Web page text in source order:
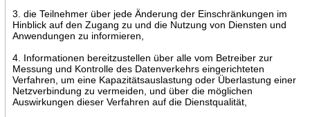
3. die Teilnehmer über jede Änderung der Einschränkungen im
Hinblick auf den Zugang zu und die Nutzung von Diensten und
Anwendungen zu informieren,
4. Informationen bereitzustellen über alle vom Betreiber zur
Messung und Kontrolle des Datenverkehrs eingerichteten
Verfahren, um eine Kapazitätsauslastung oder Überlastung einer
Netzverbindung zu vermeiden, und über die möglichen
Auswirkungen dieser Verfahren auf die Dienstqualität,